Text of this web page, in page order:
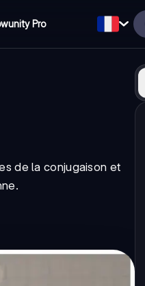
Pro
de la conjugaison et